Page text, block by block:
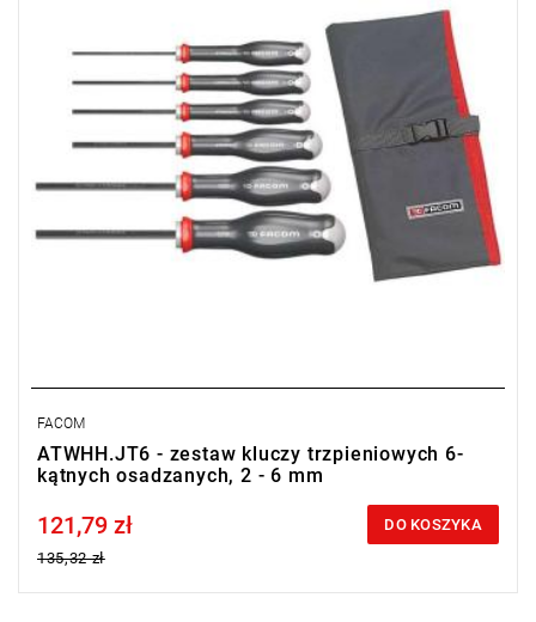
• Ergonomiczna rękojeść PROTWIST® z dwóch materiałów
• Dostarczone w saszetce.
FACOM
ATWHH.JT6 - zestaw kluczy trzpieniowych 6-
kątnych osadzanych, 2 - 6 mm
Price tax included
121,79 zł
135,32 zł
DO KOSZYKA